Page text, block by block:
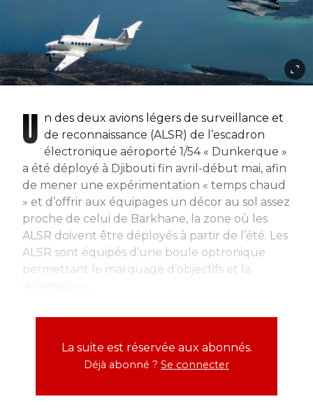
U n des deux avions légers de surveillance et
de reconnaissance (ALSR) de l’escadron
électronique aéroporté 1/54 « Dunkerque »
a été déployé à Djibouti fin avril-début mai, afin
de mener une expérimentation « temps chaud
» et d’offrir aux équipages un décor au sol assez
proche de celui de Barkhane, la zone où les
ALSR doivent être déployés à partir de l’été. Les
ALSR sont équipés d’une boule optronique
permettant le marquage d’objectifs et la
La suite est réservée aux abonnés.
Déjà abonné ? Se connecter